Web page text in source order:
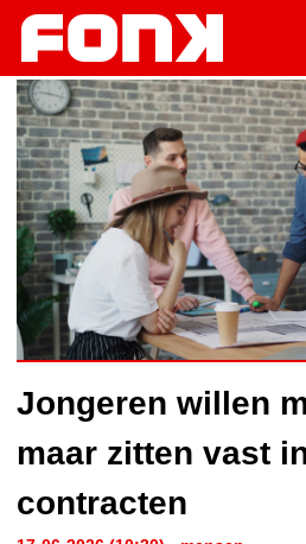
Jongeren willen
maar zitten vast
contracten